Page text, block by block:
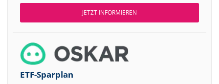
JETZT INFORMIEREN
ETF-Sparplan